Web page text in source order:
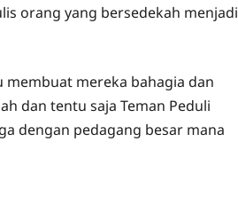
orang yang bersedekah menjadi
mereka bahagia dan
dan tentu saja Teman Peduli
dengan pedagang besar mana